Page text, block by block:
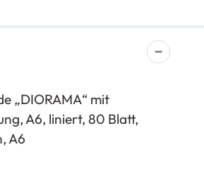
„DIORAMA“ mit
A6, liniert, 80 Blatt,
A6